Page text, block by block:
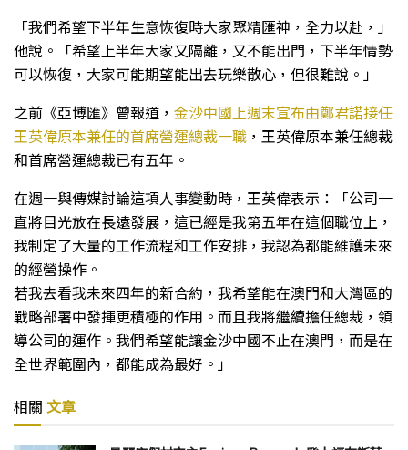
「我們希望下半年生意恢復時大家聚精匯神，全力以赴，」
他說。「希望上半年大家又隔離，又不能出門，下半年情勢
可以恢復，大家可能期望能出去玩樂散心，但很難說。」
之前《亞博匯》曾報道， 金沙中國上週末宣布由鄭君諾接任
王英偉原本兼任的首席營運總裁一職 ，王英偉原本兼任總裁
和首席營運總裁已有五年。
在週一與傳媒討論這項人事變動時，王英偉表示：「公司一
直將目光放在長遠發展，這已經是我第五年在這個職位上，
我制定了大量的工作流程和工作安排，我認為都能維護未來
的經營操作。
若我去看我未來四年的新合約，我希望能在澳門和大灣區的
戰略部署中發揮更積極的作用。而且我將繼續擔任總裁，領
導公司的運作。我們希望能讓金沙中國不止在澳門，而是在
全世界範圍內，都能成為最好。」
相關 文章